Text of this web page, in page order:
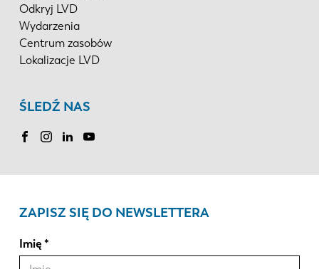
Odkryj LVD
Wydarzenia
Centrum zasobów
Lokalizacje LVD
ŚLEDŹ NAS
ZAPISZ SIĘ DO NEWSLETTERA
Imię